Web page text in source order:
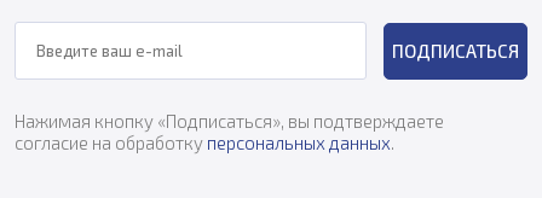
ПОДПИСАТЬСЯ
Нажимая кнопку «Подписаться», вы подтверждаете
согласие на обработку персональных данных.